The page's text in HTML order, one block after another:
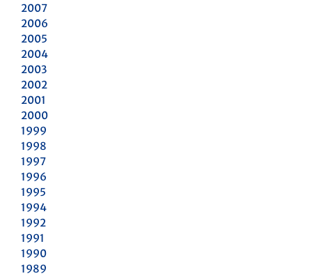
2007
2006
2005
2004
2003
2002
2001
2000
1999
1998
1997
1996
1995
1994
1992
1991
1990
1989